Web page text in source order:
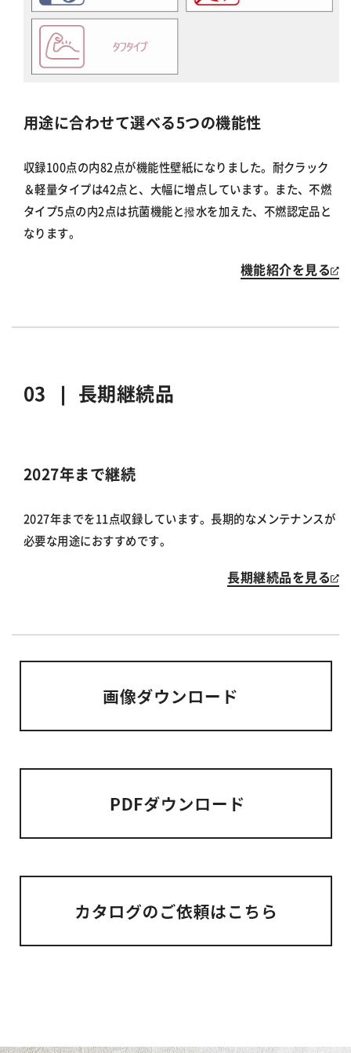
用途に合わせて選べる5つの機能性
収録100点の内82点が機能性壁紙になりました。耐クラック
＆軽量タイプは42点と、大幅に増点しています。また、不燃
タイプ5点の内2点は抗菌機能と撥水を加えた、不燃認定品と
なります。
機能紹介を見る
03 ❘ 長期継続品
2027年まで継続
2027年までを11点収録しています。長期的なメンテナンスが
必要な用途におすすめです。
長期継続品を見る